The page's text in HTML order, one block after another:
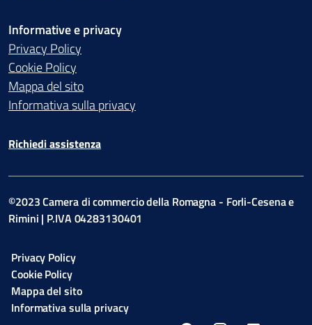
Informative e privacy
Privacy Policy
Cookie Policy
Mappa del sito
Informativa sulla privacy
Richiedi assistenza
©2023 Camera di commercio della Romagna - Forli-Cesena e
Rimini | P.IVA 04283130401
Privacy Policy
Cookie Policy
Mappa del sito
Informativa sulla privacy